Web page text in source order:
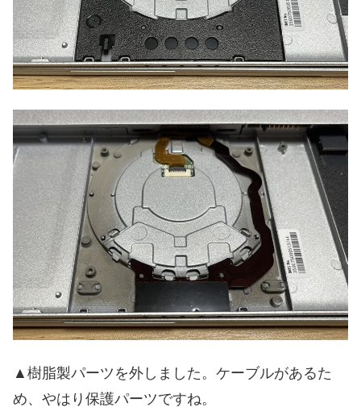
▲樹脂製パーツを外しました。ケーブルがあるた
め、やはり保護パーツですね。